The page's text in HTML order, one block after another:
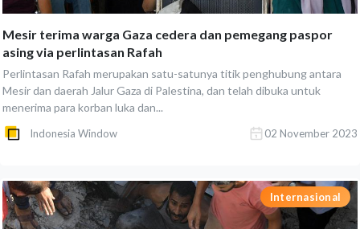
Mesir terima warga Gaza cedera dan pemegang paspor
asing via perlintasan Rafah
Perlintasan Rafah merupakan satu-satunya titik penghubung antara
Mesir dan daerah Jalur Gaza di Palestina, dan telah dibuka untuk
menerima para korban luka dan...
Indonesia Window 02 November 2023
Internasional